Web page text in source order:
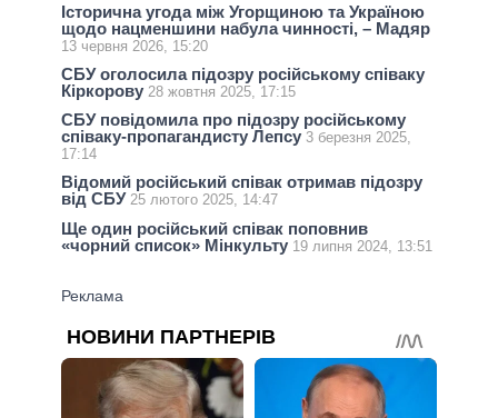
Історична угода між Угорщиною та Україною
щодо нацменшини набула чинності, – Мадяр
13 червня 2026, 15:20
СБУ оголосила підозру російському співаку
Кіркорову 28 жовтня 2025, 17:15
СБУ повідомила про підозру російському
співаку-пропагандисту Лепсу 3 березня 2025,
17:14
Відомий російський співак отримав підозру
від СБУ 25 лютого 2025, 14:47
Ще один російський співак поповнив
«чорний список» Мінкульту 19 липня 2024, 13:51